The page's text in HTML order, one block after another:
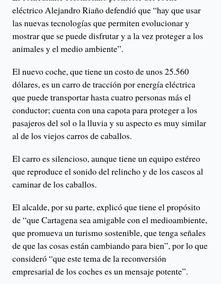
eléctrico Alejandro Riaño defendió que “hay que usar
las nuevas tecnologías que permiten evolucionar y
mostrar que se puede disfrutar y a la vez proteger a los
animales y el medio ambiente”.
El nuevo coche, que tiene un costo de unos 25.560
dólares, es un carro de tracción por energía eléctrica
que puede transportar hasta cuatro personas más el
conductor; cuenta con una capota para proteger a los
pasajeros del sol o la lluvia y su aspecto es muy similar
al de los viejos carros de caballos.
El carro es silencioso, aunque tiene un equipo estéreo
que reproduce el sonido del relincho y de los cascos al
caminar de los caballos.
El alcalde, por su parte, explicó que tiene el propósito
de “que Cartagena sea amigable con el medioambiente,
que promueva un turismo sostenible, que tenga señales
de que las cosas están cambiando para bien”, por lo que
consideró “que este tema de la reconversión
empresarial de los coches es un mensaje potente”.